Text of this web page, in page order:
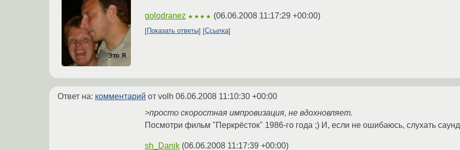
golodranez ★★★★ (06.06.2008 11:17:29 +00:00)
Показать ответы Ссылка
Ответ на: комментарий от volh 06.06.2008 11:10:30 +00:00
>просто скоростная импровизация, не вдохновляет.
Посмотри фильм "Перкрёсток" 1986-го года ;) И, если не ошибаюсь, слухать
sh_Danik (06.06.2008 11:17:39 +00:00)